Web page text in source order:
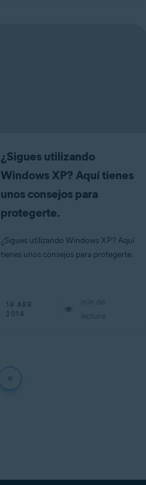
¿Sigues utilizando
Windows XP? Aquí tienes
unos consejos para
protegerte.
¿Sigues utilizando Windows XP? Aquí
tienes unos consejos para protegerte.
18 ABR
2014
min de
lectura